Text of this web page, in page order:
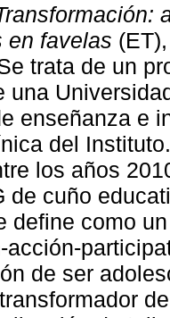
en favelas
trata de un
una
enseñanza e
del
los años
de cuño
define como
acción-
de ser